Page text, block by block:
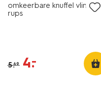
omkeerbare knuffel vlinder-
rups
5.69 4.
–